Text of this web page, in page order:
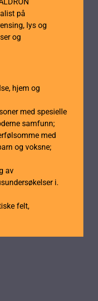
på
lys og
og
hjem og
med spesielle
samfunn;
med
og voksne;
av
i.
felt,